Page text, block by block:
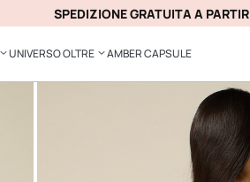
SPEDIZIONE GRATUITA A
UNIVERSO OLTRE AMBER CAPSULE